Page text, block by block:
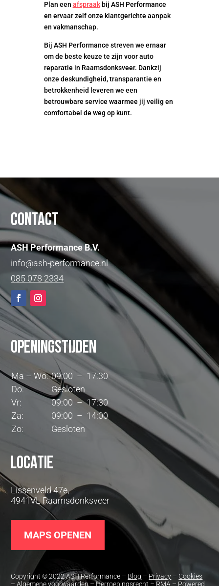
Plan een afspraakbij ASH Performance
en ervaar zelf onze klantgerichte aanpak
en vakmanschap.
Bij ASH Performance streven we ernaar
om de beste keuze te zijn voor auto
reparatie in Raamsdonksveer. Dankzij
onze deskundigheid, transparantie en
betrokkenheid leveren we een
betrouwbare service waarmee jij veilig en
comfortabel de weg op kunt.
Contact
ASH Performance B.V.
info@ash-performance.nl
085 078 2334
Openingstijden
Ma – Wo: 09:00 – 17:30
Do:
Gesloten
Vr:
09:00 – 17:30
Za:
09:00 – 14:00
Zo:
Gesloten
Locatie
Lissenveld 47e,
4941VL Raamsdonksveer
MAPS OPENEN
Copyright © 2022 ASH Performance – Blog – Privacy – Cookies
–Algemene voorwaarden–Herroepingsrecht –RMA – Powered